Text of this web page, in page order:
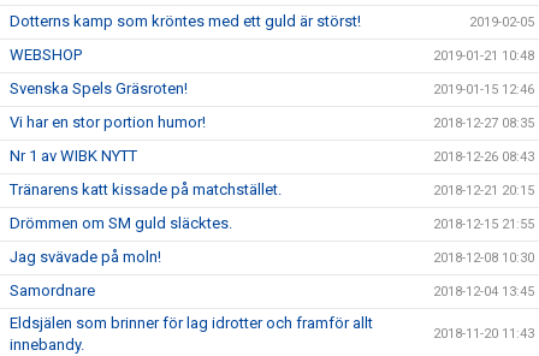
Dotterns kamp som kröntes med ett guld är störst! 2019-02-05
WEBSHOP 2019-01-21 10:48
Svenska Spels Gräsroten! 2019-01-15 12:46
Vi har en stor portion humor! 2018-12-27 08:35
Nr 1 av WIBK NYTT 2018-12-26 08:43
Tränarens katt kissade på matchstället. 2018-12-21 20:15
Drömmen om SM guld släcktes. 2018-12-15 21:55
Jag svävade på moln! 2018-12-08 10:30
Samordnare 2018-12-04 13:45
Eldsjälen som brinner för lag idrotter och framför allt
innebandy.
2018-11-20 11:43